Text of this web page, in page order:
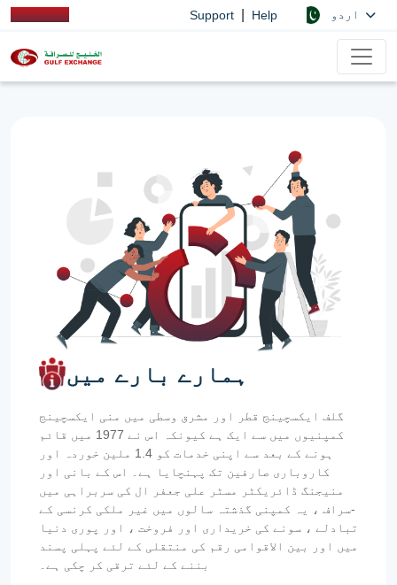
Support Help
ہمارے بارے میں
گلف ایکسچینج قطر اور مشرق وسطی میں منی ایکسچینج
کمپنیوں میں سے ایک ہے کیونکہ اس نے 1977 میں قائم
ہونے کے بعد سے اپنی خدمات کو 1.4 ملین خوردہ اور
کاروباری صارفین تک پہنچایا ہے۔ اس کے بانی اور
منیجنگ ڈائریکٹر مسٹر علی جعفر ال کی سربراہی میں
-سراف ، یہ کمپنی گذشتہ سالوں میں غیر ملکی کرنسی کے
تبادلے ، سونے کی خریداری اور فروخت ، اور پوری دنیا
میں اور بین الاقوامی رقم کی منتقلی کے لئے پہلی پسند
بننے کے لئے ترقی کر چکی ہے۔